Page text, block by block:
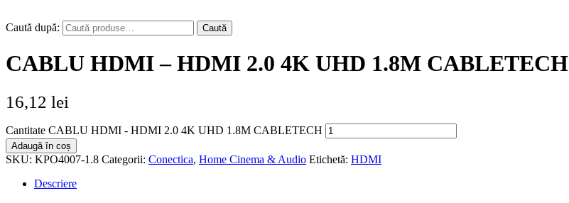
Caută după: Caută
CABLU HDMI – HDMI 2.0 4K UHD 1.8M CABLETECH
16,12 lei
Cantitate CABLU HDMI - HDMI 2.0 4K UHD 1.8M CABLETECH
Adaugă în coș
SKU: KPO4007-1.8 Categorii: Conectica, Home Cinema & Audio Etichetă: HDMI
Descriere